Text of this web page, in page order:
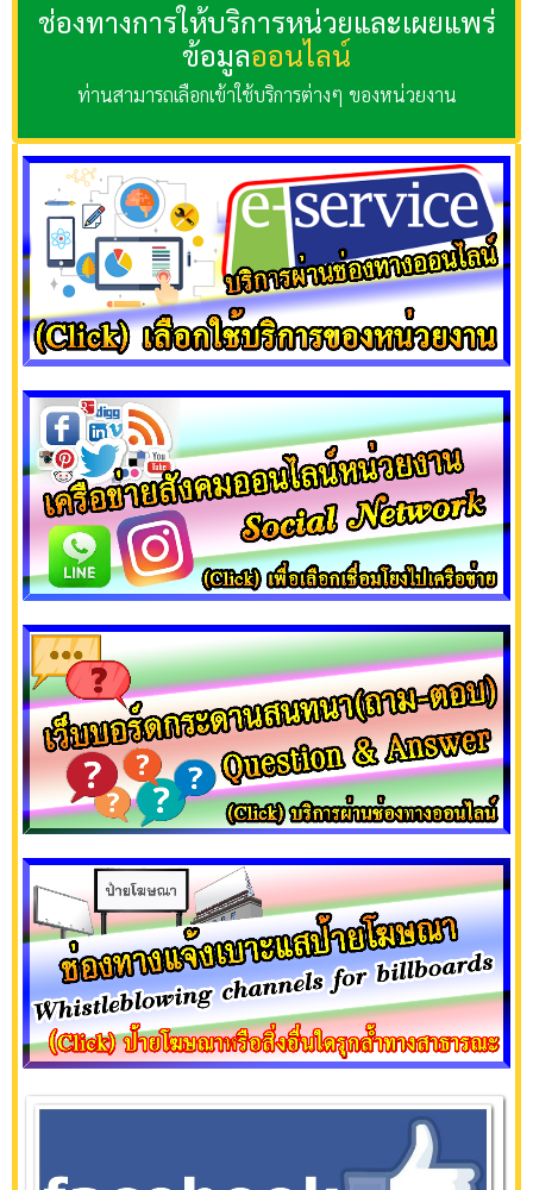
ช่องทางการให้บริการหน่วยและเผยแพร่
ข้อมูลออนไลน์
ท่านสามารถเลือกเข้าใช้บริการต่างๆ ของหน่วยงาน